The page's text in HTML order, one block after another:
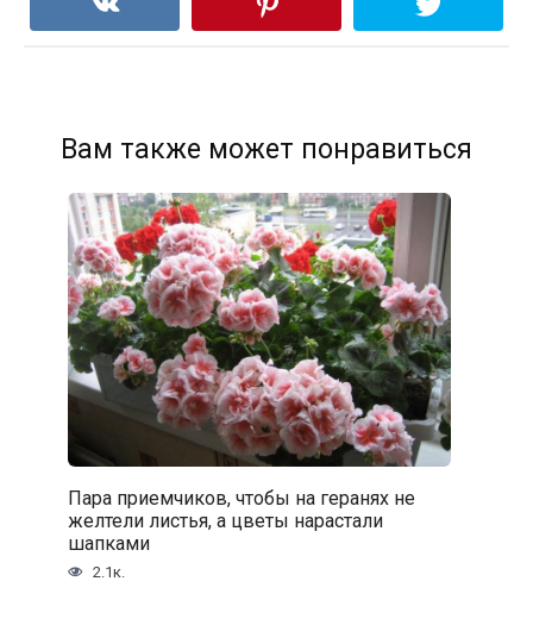
Вам также может понравиться
Пара приемчиков, чтобы на геранях не
желтели листья, а цветы нарастали
шапками
2.1к.